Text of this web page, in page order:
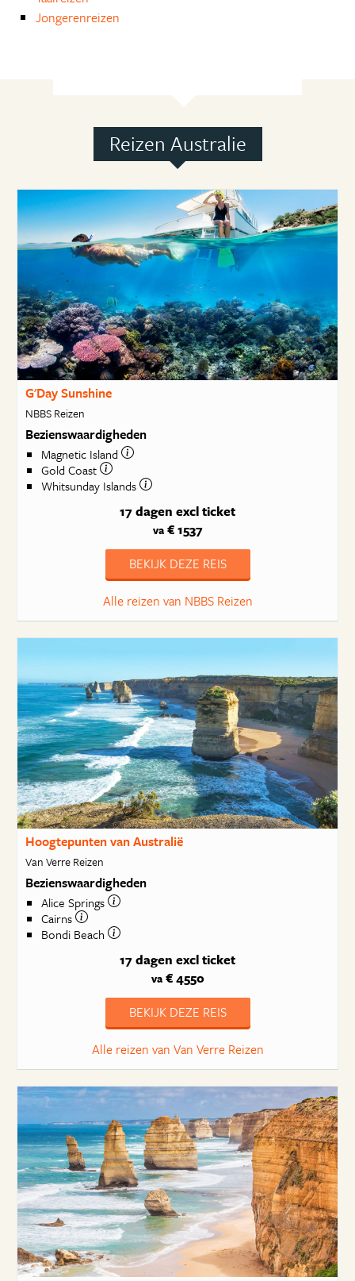
Jongerenreizen
Reizen Australie
G'Day Sunshine
NBBS Reizen
Bezienswaardigheden
Magnetic Island
Gold Coast
Whitsunday Islands
17 dagen excl ticket
va€ 1537
BEKIJK DEZE REIS
Alle reizen van NBBS Reizen
Hoogtepunten van Australië
Van Verre Reizen
Bezienswaardigheden
Alice Springs
Cairns
Bondi Beach
17 dagen excl ticket
va€ 4550
BEKIJK DEZE REIS
Alle reizen van Van Verre Reizen